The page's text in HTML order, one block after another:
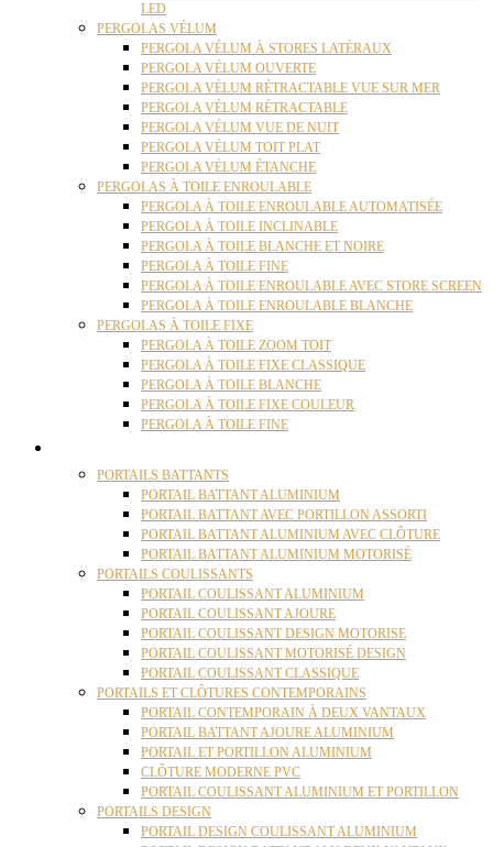
LED
PERGOLAS VÉLUM
PERGOLA VÉLUM À STORES LATÉRAUX
PERGOLA VÉLUM OUVERTE
PERGOLA VÉLUM RÉTRACTABLE VUE SUR MER
PERGOLA VÉLUM RÉTRACTABLE
PERGOLA VÉLUM VUE DE NUIT
PERGOLA VÉLUM TOIT PLAT
PERGOLA VÉLUM ÉTANCHE
PERGOLAS À TOILE ENROULABLE
PERGOLA À TOILE ENROULABLE AUTOMATISÉE
PERGOLA À TOILE INCLINABLE
PERGOLA À TOILE BLANCHE ET NOIRE
PERGOLA À TOILE FINE
PERGOLA À TOILE ENROULABLE AVEC STORE SCREEN
PERGOLA À TOILE ENROULABLE BLANCHE
PERGOLAS À TOILE FIXE
PERGOLA À TOILE ZOOM TOIT
PERGOLA À TOILE FIXE CLASSIQUE
PERGOLA À TOILE BLANCHE
PERGOLA À TOILE FIXE COULEUR
PERGOLA À TOILE FINE
PORTAILS BATTANTS
PORTAIL BATTANT ALUMINIUM
PORTAIL BATTANT AVEC PORTILLON ASSORTI
PORTAIL BATTANT ALUMINIUM AVEC CLÔTURE
PORTAIL BATTANT ALUMINIUM MOTORISÉ
PORTAILS COULISSANTS
PORTAIL COULISSANT ALUMINIUM
PORTAIL COULISSANT AJOURE
PORTAIL COULISSANT DESIGN MOTORISE
PORTAIL COULISSANT MOTORISÉ DESIGN
PORTAIL COULISSANT CLASSIQUE
PORTAILS ET CLÔTURES CONTEMPORAINS
PORTAIL CONTEMPORAIN À DEUX VANTAUX
PORTAIL BATTANT AJOURE ALUMINIUM
PORTAIL ET PORTILLON ALUMINIUM
CLÔTURE MODERNE PVC
PORTAIL COULISSANT ALUMINIUM ET PORTILLON
PORTAILS DESIGN
PORTAIL DESIGN COULISSANT ALUMINIUM